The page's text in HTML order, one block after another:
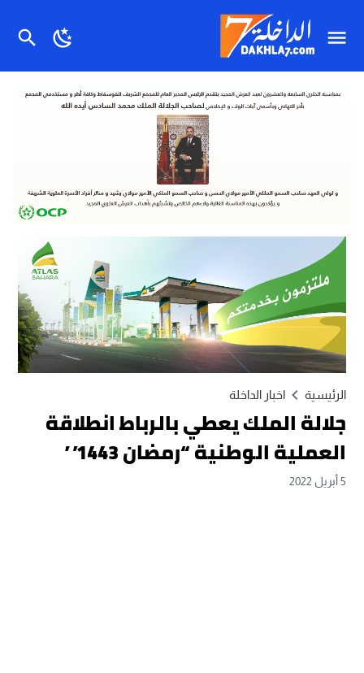
الرئيسية اخبار الداخلة
جلالة الملك يعطي بالرباط انطلاقة
العملية الوطنية “رمضان 1443”
5 أبريل 2022